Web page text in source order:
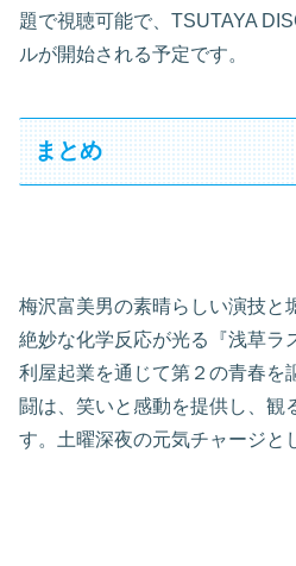
題で視聴可能で、TSUTAYA
ルが開始される予定です。
まとめ
梅沢富美男の素晴らしい演技と
絶妙な化学反応が光る『浅草ラ
利屋起業を通じて第２の青春を
闘は、笑いと感動を提供し、観
す。土曜深夜の元気チャージと